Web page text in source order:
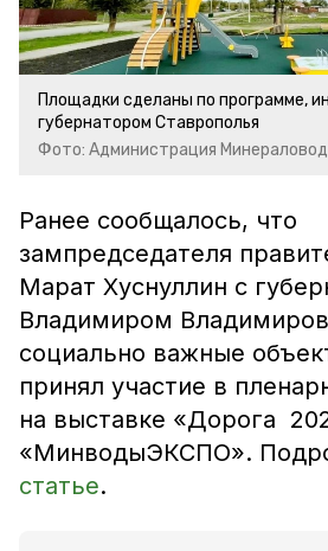
Площадки сделаны по программе,
губернатором Ставрополья
Фото: Администрация
Ранее сообщалось, что
зампредседателя
Марат Хуснуллин с
Владимиром
социально важные
принял участие в
на выставке «Дорога
«МинводыЭКСПО».
статье.